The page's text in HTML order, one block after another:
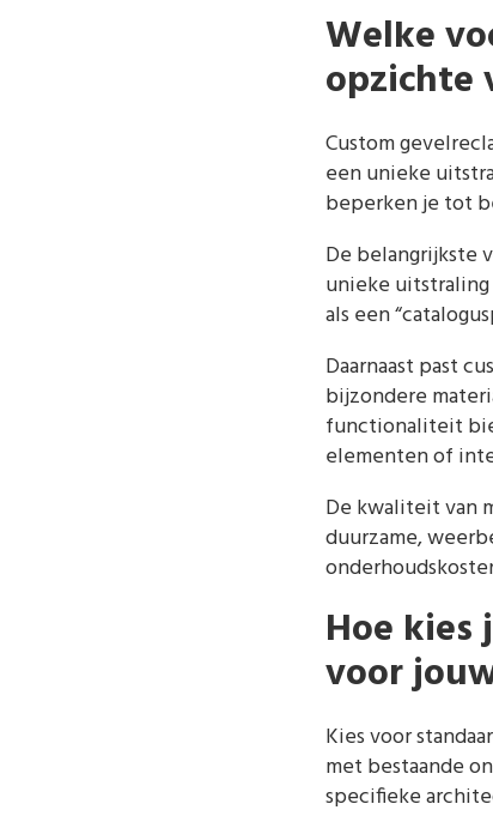
Welke
opzichte
Custom
een unieke
beperken je tot
De belangrijkste
unieke uitstraling
als een
Daarnaast past
bijzondere
functionaliteit
elementen of
De kwaliteit van
duurzame,
Hoe kies
voor
Kies voor
met bestaande
specifieke